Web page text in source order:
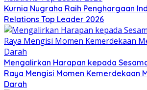
Kurnia Nugraha Raih Penghargaan
Relations Top Leader 2026
Mengalirkan Harapan kepada
Raya Mengisi Momen Kemerdekaan
Darah